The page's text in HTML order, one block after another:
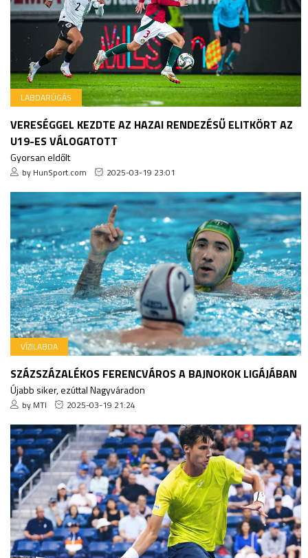
LABDARÚGÁS
VERESÉGGEL KEZDTE AZ HAZAI RENDEZÉSŰ ELITKÖRT AZ
U19-ES VÁLOGATOTT
Gyorsan eldőlt
by HunSport.com 2025-03-19 23:01
VÍZILABDA
SZÁZSZÁZALÉKOS FERENCVÁROS A BAJNOKOK LIGÁJÁBAN
Újabb siker, ezúttal Nagyváradon
by MTI 2025-03-19 21:24